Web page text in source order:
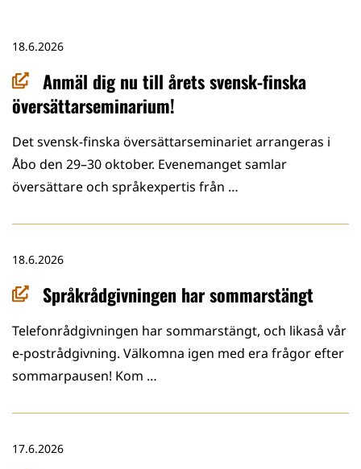
Anmäl dig nu till årets svensk-finska
översättarseminarium!
18.6.2026
Det svensk-finska översättarseminariet arrangeras i
Åbo den 29–30 oktober. Evenemanget samlar
översättare och språkexpertis från …
Språkrådgivningen har sommarstängt
18.6.2026
Telefonrådgivningen har sommarstängt, och likaså vår
e-postrådgivning. Välkomna igen med era frågor efter
sommarpausen! Kom …
17.6.2026